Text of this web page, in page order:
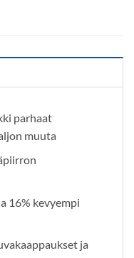
parhaat
muuta
16% kevyempi
ja